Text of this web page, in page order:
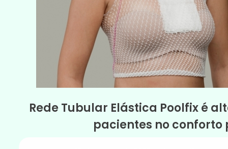
Rede Tubular Elástica Poolfix é
pacientes no